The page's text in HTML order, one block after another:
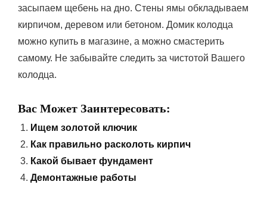
засыпаем щебень на дно. Стены ямы обкладываем
кирпичом, деревом или бетоном. Домик колодца
можно купить в магазине, а можно смастерить
самому. Не забывайте следить за чистотой Вашего
колодца.
Вас Может Заинтересовать:
Ищем золотой ключик
Как правильно расколоть кирпич
Какой бывает фундамент
Демонтажные работы